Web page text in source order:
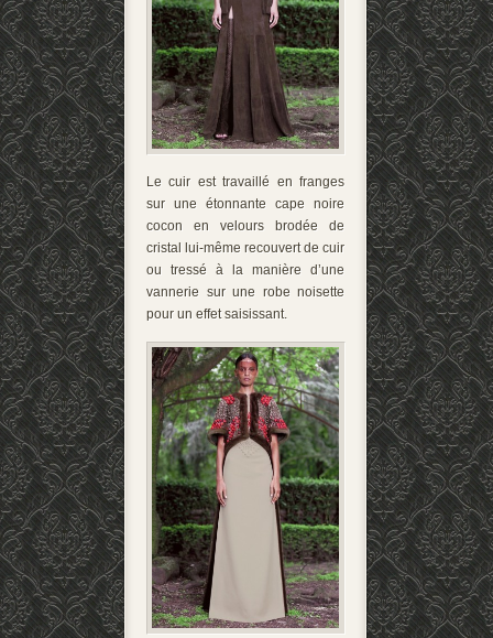
Le cuir est travaillé en franges
sur une étonnante cape noire
cocon en velours brodée de
cristal lui-même recouvert de cuir
ou tressé à la manière d’une
vannerie sur une robe noisette
pour un effet saisissant.